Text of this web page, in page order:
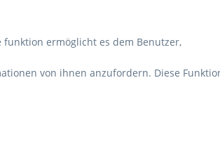
ermöglicht es dem Benutzer,
von ihnen anzufordern. Diese